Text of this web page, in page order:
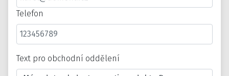
Telefon
Text pro obchodní oddělení